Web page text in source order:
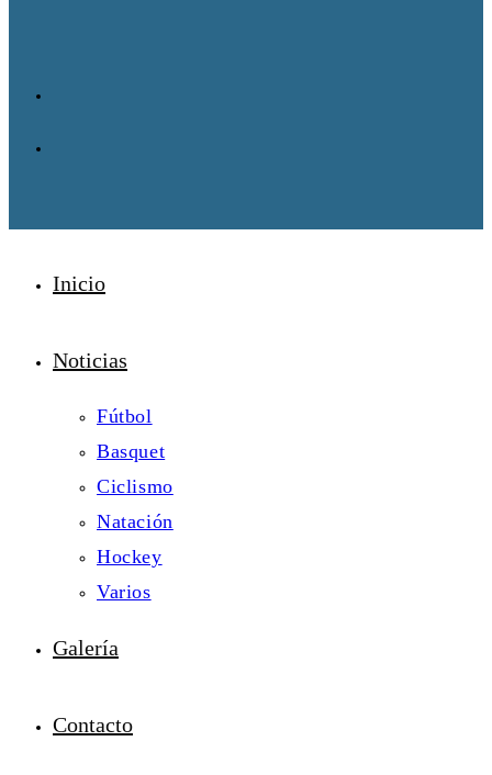
Inicio
Noticias
Fútbol
Basquet
Ciclismo
Natación
Hockey
Varios
Galería
Contacto